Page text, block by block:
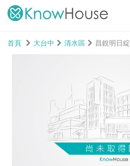
首頁
大台中 清水區 昌銳明日綻